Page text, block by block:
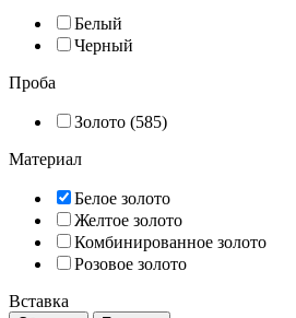
Белый
Черный
Проба
Золото (585)
Материал
Белое золото
Желтое золото
Комбинированное золото
Розовое золото
Вставка